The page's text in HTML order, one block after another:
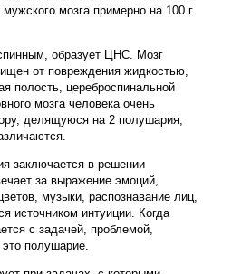
мозга примерно на 100 г
образует ЦНС. Мозг
от повреждения жидкостью,
полость, цереброспинальной
мозга человека очень
делящуюся на 2 полушария,
заключается в решении
за выражение эмоций,
музыки, распознавание лиц,
источником интуиции. Когда
с задачей, проблемой,
это полушарие.